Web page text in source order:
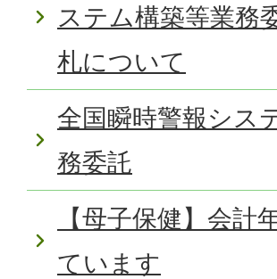
ステム構築等業務
札について
全国瞬時警報シス
務委託
【母子保健】会
ています